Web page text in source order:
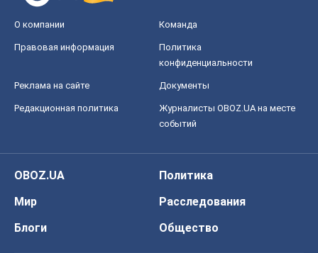
О компании Команда
Правовая информация
Политика
конфиденциальности
Реклама на сайте Документы
Редакционная политика
Журналисты OBOZ.UA на месте
событий
OBOZ.UA
Политика
Мир
Расследования
Блоги
Общество